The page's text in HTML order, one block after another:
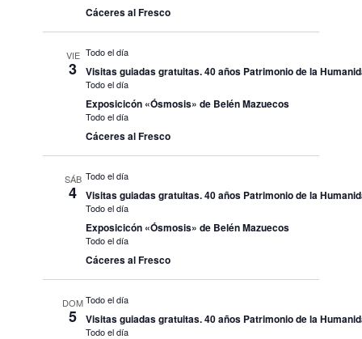
Cáceres al Fresco
VIE
3
Todo el día
Visitas guiadas gratuitas. 40 años Patrimonio de la
Todo el día
Exposicicón «Ósmosis» de Belén Mazuecos
Todo el día
Cáceres al Fresco
SÁB
4
Todo el día
Visitas guiadas gratuitas. 40 años Patrimonio de la
Todo el día
Exposicicón «Ósmosis» de Belén Mazuecos
Todo el día
Cáceres al Fresco
DOM
5
Todo el día
Visitas guiadas gratuitas. 40 años Patrimonio de la
Todo el día